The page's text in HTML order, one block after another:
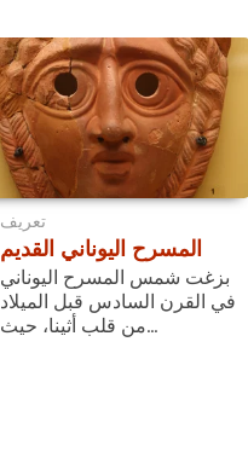
تعريف
المسرح اليوناني القديم
بزغت شمس المسرح اليوناني
في القرن السادس قبل الميلاد
من قلب أثينا، حيث...